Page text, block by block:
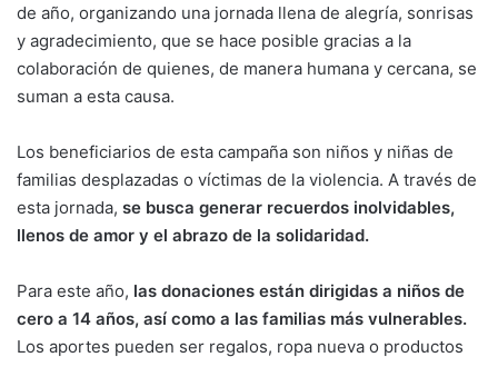
de año, organizando una jornada llena de alegría, sonrisas
y agradecimiento, que se hace posible gracias a la
colaboración de quienes, de manera humana y cercana, se
suman a esta causa.
Los beneficiarios de esta campaña son niños y niñas de
familias desplazadas o víctimas de la violencia. A través de
esta jornada, se busca generar recuerdos inolvidables,
llenos de amor y el abrazo de la solidaridad.
Para este año, las donaciones están dirigidas a niños de
cero a 14 años, así como a las familias más vulnerables.
Los aportes pueden ser regalos, ropa nueva o productos